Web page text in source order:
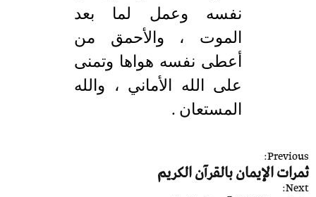
نفسه وعمل لما بعد
الموت ، والأحمق من
أعطى نفسه هواها وتمنى
على الله الأماني ، والله
المستعان .
ت
ص
Previous:
ثمرات الإيمان بالقرآن الكريم
Next: